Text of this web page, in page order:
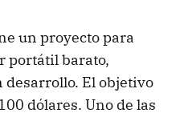
un proyecto para
portátil barato,
desarrollo. El objetivo
dólares. Uno de las